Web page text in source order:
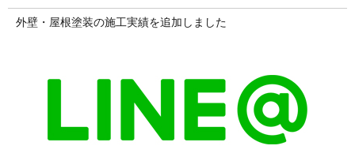
外壁・屋根塗装の施工実績を追加しました